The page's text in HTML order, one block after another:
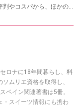
判やコスパから、ほかの
ロナに18年間暮らし、料
ムリエ資格を取得し、
ペイン関連著書は5冊。
・スイーツ情報にも携わ